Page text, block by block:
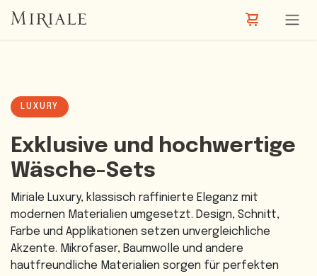
LUXURY
Exklusive und hochwertige
Wäsche-Sets
Miriale Luxury, klassisch raffinierte Eleganz mit
modernen Materialien umgesetzt. Design, Schnitt,
Farbe und Applikationen setzen unvergleichliche
Akzente. Mikrofaser, Baumwolle und andere
hautfreundliche Materialien sorgen für perfekten